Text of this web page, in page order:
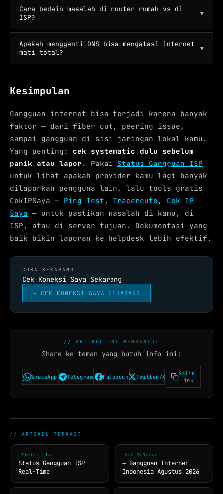
Cara bedain masalah di router rumah vs di
ISP?
▼
Apakah mengganti DNS bisa mengatasi internet
mati total?
▼
Kesimpulan
Gangguan internet bisa terjadi karena banyak
faktor — dari fiber cut, peering issue,
sampai gangguan di sisi jaringan lokal kamu.
Yang penting: cek systematic dulu sebelum
panik atau lapor . Pakai Status Gangguan ISP
untuk lihat apakah provider kamu lagi banyak
dilaporkan pengguna lain, lalu tools gratis
CekIPSaya — Ping Test , Traceroute , Cek IP
Saya — untuk pastikan masalah di kamu, di
ISP, atau di server tujuan. Dokumentasi yang
baik bikin laporan ke helpdesk lebih efektif.
COBA SEKARANG
Cek Koneksi Saya Sekarang
→ CEK KONEKSI SAYA SEKARANG
// ARTIKEL INI MEMBANTU?
Share ke teman yang butuh info ini:
WhatsApp Telegram Facebook Twitter/X
Salin
Link
// ARTIKEL TERKAIT
Status Live
Status Gangguan ISP
Real-Time
Hub Bulanan
→ Gangguan Internet
Indonesia Agustus 2026